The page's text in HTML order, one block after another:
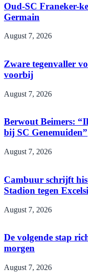
Oud-SC Franeker-
Germain
August 7, 2026
Zware tegenvaller
voorbij
August 7, 2026
Berwout Beimers:
bij SC Genemuiden”
August 7, 2026
Cambuur schrijft
Stadion tegen
August 7, 2026
De volgende stap
morgen
August 7, 2026